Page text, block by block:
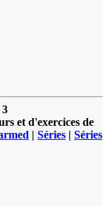
et d'exercices de
| Séries | Séries